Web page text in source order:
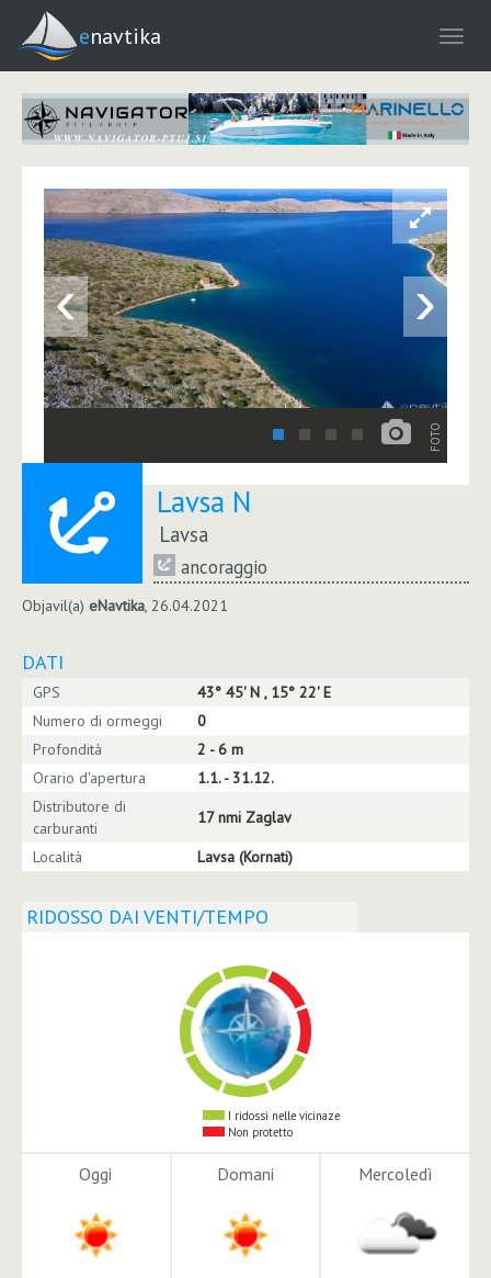
enavtika
‹ ›
FOTO
Lavsa N
Lavsa
ancoraggio
Objavil(a) eNavtika, 26.04.2021
DATI
GPS
43° 45' N , 15° 22' E
Numero di ormeggi
0
Profondità
2 - 6 m
Orario d'apertura
1.1. - 31.12.
Distributore di
carburanti
17 nmi Zaglav
Località
Lavsa (Kornati)
RIDOSSO DAI VENTI/TEMPO
I ridossi nelle vicinaze
Non protetto
Oggi Domani Mercoledì